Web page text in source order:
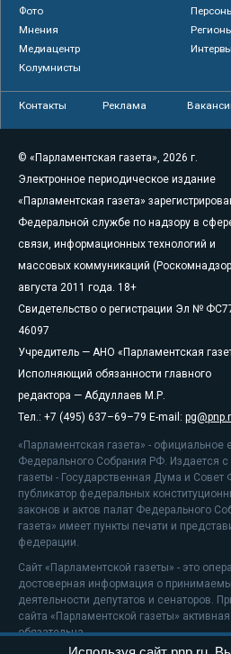
Фото
Мнения
Медиацентр
Колумнисты
Контакты Реклама
© «Парламентская газета», 2026 г.
Электронное периодическое издание
«Парламентская газета»
Федеральной службе по надзору в
связи, информационных технологий и
массовых коммуникаций
августа 2011 года. 18+
Свидетельство о регистрации Эл №
46097
Учредитель — АНО «Парламентская
Исполняющий обязанности главного
редактора — Абдуллаев М.Р.
Тел.: +7 (495) 637–69–79 E-mail:
«Парламентская газета» -
Федерального Собрания РФ. Издается с
газеты - Государственная Дума и
публикатор федеральных
законов и актов палат Федерального
газета» имеет пункты печати и
федерации.
Сайт «Парламентской газеты» - это
достоверная информация о
деятельности депутатов и сенаторов.
сайта «Парламентской газеты»
обязательна.